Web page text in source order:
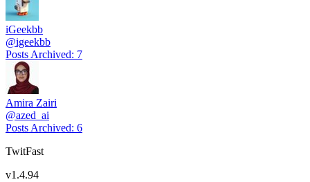
iGeekbb
@igeekbb
Posts Archived: 7
Amira Zairi
@azed_ai
Posts Archived: 6
TwitFast
v1.4.94